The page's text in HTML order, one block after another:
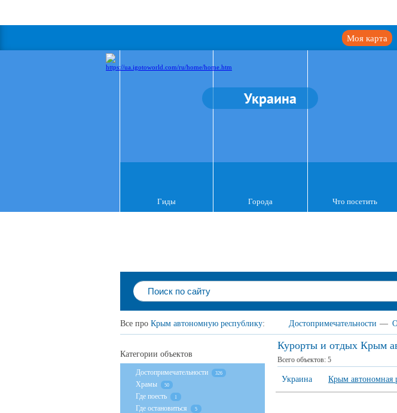
Моя карта
Украина
Гиды Города Что посетить
Все про Крым автономную республику: Достопримечательности —
Курорты и отдых Крым
Всего объектов: 5
Украина Крым автономная
Категории объектов
Достопримечательности 326
Храмы 50
Где поесть 1
Где остановиться 5